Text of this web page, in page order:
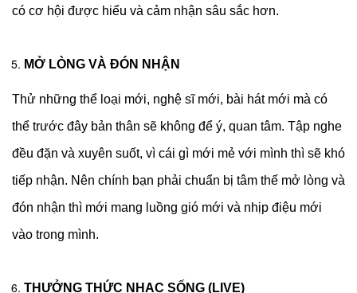
có cơ hội được hiểu và cảm nhận sâu sắc hơn.
MỞ LÒNG VÀ ĐÓN NHẬN
Thử những thể loại mới, nghệ sĩ mới, bài hát mới mà có
thể trước đây bản thân sẽ không để ý, quan tâm. Tập nghe
đều đặn và xuyên suốt, vì cái gì mới mẻ với mình thì sẽ khó
tiếp nhận. Nên chính bạn phải chuẩn bị tâm thế mở lòng và
đón nhận thì mới mang luồng gió mới và nhịp điệu mới
vào trong mình.
THƯỞNG THỨC NHẠC SỐNG (LIVE)